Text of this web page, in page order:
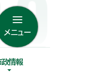
メニュー
政情報